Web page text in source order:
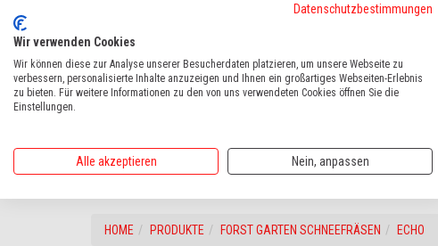
HOME PRODUKTE FORST GARTEN SCHNEEFRÄSEN ECHO
Datenschutzbestimmungen
Wir verwenden Cookies
Wir können diese zur Analyse unserer Besucherdaten platzieren, um unsere Webseite zu
verbessern, personalisierte Inhalte anzuzeigen und Ihnen ein großartiges Webseiten-Erlebnis
zu bieten. Für weitere Informationen zu den von uns verwendeten Cookies öffnen Sie die
Einstellungen.
Alle akzeptieren Nein, anpassen